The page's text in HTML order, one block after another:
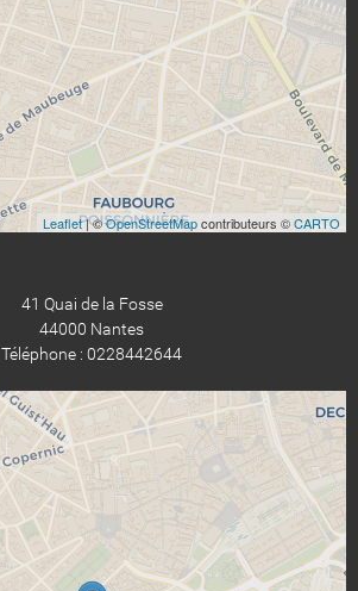
Leaflet| ©OpenStreetMapcontributeurs ©CARTO
41 Quai de la Fosse
44000 Nantes
Téléphone : 0228442644